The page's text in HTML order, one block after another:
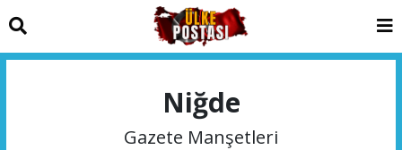
Niğde
Gazete Manşetleri